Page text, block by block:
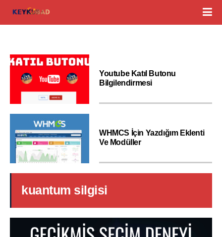
Youtube Katıl Butonu
Bilgilendirmesi
WHMCS İçin Yazdığım Eklenti
Ve Modüller
kuantum silgisi